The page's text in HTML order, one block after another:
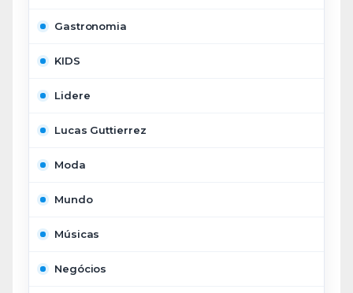
Gastronomia
KIDS
Lidere
Lucas Guttierrez
Moda
Mundo
Músicas
Negócios